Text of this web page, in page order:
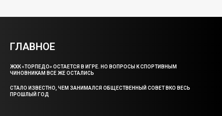
ГЛАВНОЕ
ЖХК «ТОРПЕДО» ОСТАЕТСЯ В ИГРЕ. НО ВОПРОСЫ К СПОРТИВНЫМ
ЧИНОВНИКАМ ВСЕ ЖЕ ОСТАЛИСЬ
СТАЛО ИЗВЕСТНО, ЧЕМ ЗАНИМАЛСЯ ОБЩЕСТВЕННЫЙ СОВЕТ ВКО ВЕСЬ
ПРОШЛЫЙ ГОД